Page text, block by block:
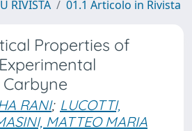
RIVISTA
01.1 Articolo in Rivista
Properties of
RANI; LUCOTTI,
MATTEO MARIA